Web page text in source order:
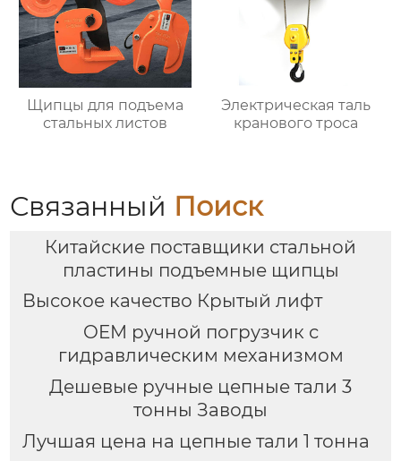
Щипцы для подъема
стальных листов
Электрическая таль
кранового троса
Связанный Поиск
Китайские поставщики стальной
пластины подъемные щипцы
Высокое качество Крытый лифт
OEM ручной погрузчик с
гидравлическим механизмом
Дешевые ручные цепные тали 3
тонны Заводы
Лучшая цена на цепные тали 1 тонна